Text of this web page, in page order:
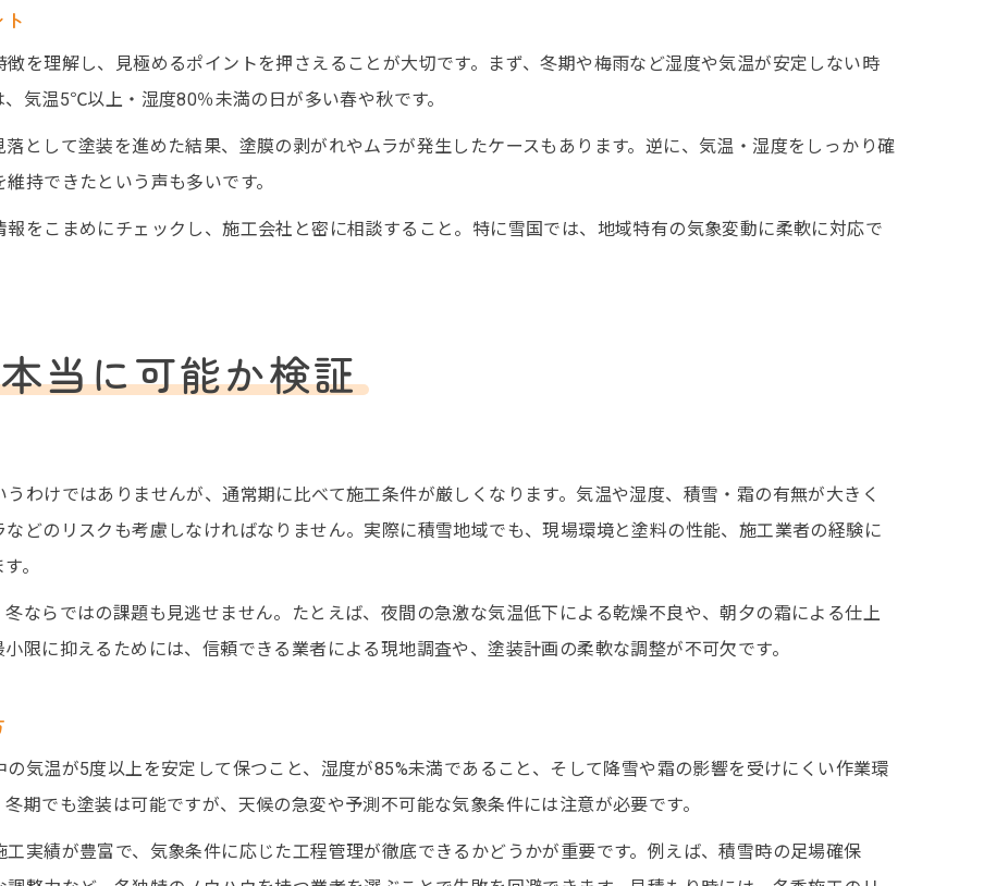
を理解し、見極めるポイントを押さえることが大切です。まず、冬期や梅雨など湿度や気温が安定しない時
気温5℃以上・湿度80％未満の日が多い春や秋です。
として塗装を進めた結果、塗膜の剥がれやムラが発生したケースもあります。逆に、気温・湿度をしっかり確
持できたという声も多いです。
をこまめにチェックし、施工会社と密に相談すること。特に雪国では、地域特有の気象変動に柔軟に対応で
当に可能か検証
わけではありませんが、通常期に比べて施工条件が厳しくなります。気温や湿度、積雪・霜の有無が大きく
どのリスクも考慮しなければなりません。実際に積雪地域でも、現場環境と塗料の性能、施工業者の経験に
。
ならではの課題も見逃せません。たとえば、夜間の急激な気温低下による乾燥不良や、朝夕の霜による仕上
限に抑えるためには、信頼できる業者による現地調査や、塗装計画の柔軟な調整が不可欠です。
気温が5度以上を安定して保つこと、湿度が85%未満であること、そして降雪や霜の影響を受けにくい作業環
期でも塗装は可能ですが、天候の急変や予測不可能な気象条件には注意が必要です。
実績が豊富で、気象条件に応じた工程管理が徹底できるかどうかが重要です。例えば、積雪時の足場確保